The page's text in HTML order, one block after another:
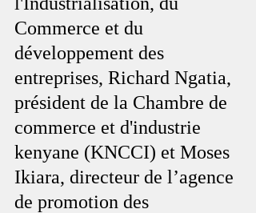
Commerce et du
développement des
entreprises, Richard Ngatia,
président de la Chambre de
commerce et d'industrie
kenyane (KNCCI) et Moses
Ikiara, directeur de l’agence
de promotion des